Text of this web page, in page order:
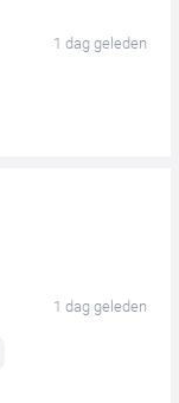
1 dag geleden
1 dag geleden